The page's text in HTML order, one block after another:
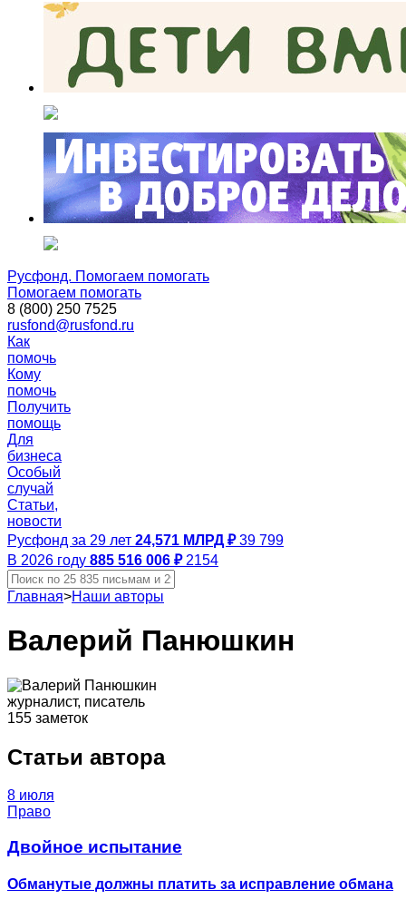
Русфонд. Помогаем помогать
Помогаем помогать
8 (800) 250 7525
rusfond@rusfond.ru
Как
помочь
Кому
помочь
Получить
помощь
Для
бизнеса
Особый
случай
Статьи,
новости
Русфонд за 29 лет 24,571 МЛРД ₽ 39 799
В 2026 году 885 516 006 ₽ 2154
Главная>Наши авторы
Валерий Панюшкин
журналист, писатель
155 заметок
Статьи автора
8 июля
Право
Двойное испытание
Обманутые должны платить за исправление обмана